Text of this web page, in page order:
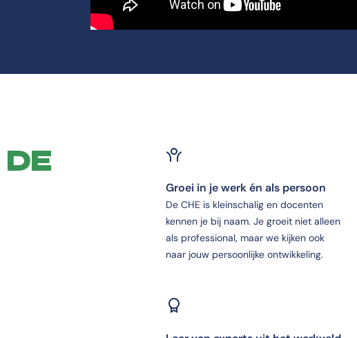
Groei in je werk én als persoon
De CHE is kleinschalig en docenten
kennen je bij naam. Je groeit niet alleen
als professional, maar we kijken ook
naar jouw persoonlijke ontwikkeling.